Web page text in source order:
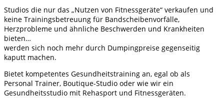
Studios die nur das „Nutzen von Fitnessgeräte“ verkaufen und
keine Trainingsbetreuung für Bandscheibenvorfälle,
Herzprobleme und ähnliche Beschwerden und Krankheiten
bieten…
werden sich noch mehr durch Dumpingpreise gegenseitig
kaputt machen.
Bietet kompetentes Gesundheitstraining an, egal ob als
Personal Trainer, Boutique-Studio oder wie wir ein
Gesundheitsstudio mit Rehasport und Fitnessgeräten.